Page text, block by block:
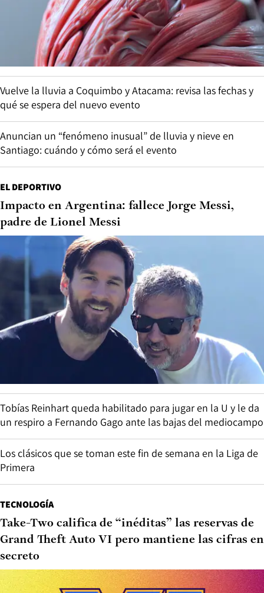
Vuelve la lluvia a Coquimbo y Atacama: revisa las fechas y
qué se espera del nuevo evento
Anuncian un “fenómeno inusual” de lluvia y nieve en
Santiago: cuándo y cómo será el evento
EL DEPORTIVO
Impacto en Argentina: fallece Jorge Messi,
padre de Lionel Messi
Tobías Reinhart queda habilitado para jugar en la U y le da
un respiro a Fernando Gago ante las bajas del mediocampo
Los clásicos que se toman este fin de semana en la Liga de
Primera
TECNOLOGÍA
Take-Two califica de “inéditas” las reservas de
Grand Theft Auto VI pero mantiene las cifras en
secreto